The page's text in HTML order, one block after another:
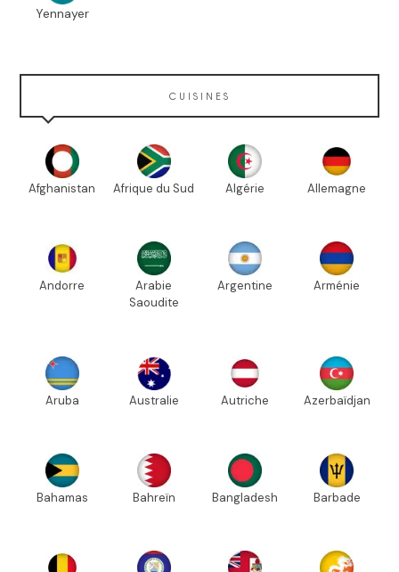
Yennayer
CUISINES
Afghanistan Afrique du Sud Algérie Allemagne
Andorre
Arabie
Saoudite
Argentine Arménie
Aruba Australie Autriche Azerbaïdjan
Bahamas Bahreïn Bangladesh Barbade